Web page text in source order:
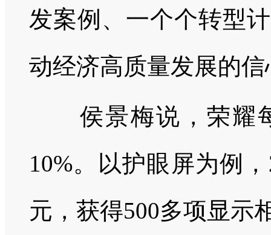
发案例、一个个转型
动经济高质量发展的
侯景梅说，荣耀每
10%。以护眼屏为例
元，获得500多项显示